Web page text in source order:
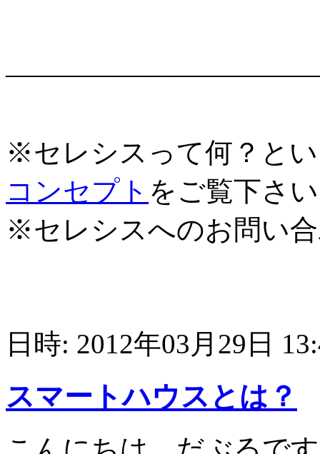
※セレシスって何？と
コンセプト をご覧下さ
※セレシスへのお問い
日時: 2012年03月29日
スマートハウスとは？